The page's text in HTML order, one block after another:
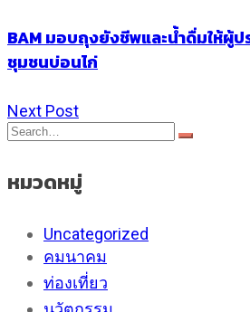
BAM มอบถุงยังชีพและน้ำดื่มให้ผู้ป
ชุมชนบ่อนไก่
Next Post
หมวดหมู่
Uncategorized
คมนาคม
ท่องเที่ยว